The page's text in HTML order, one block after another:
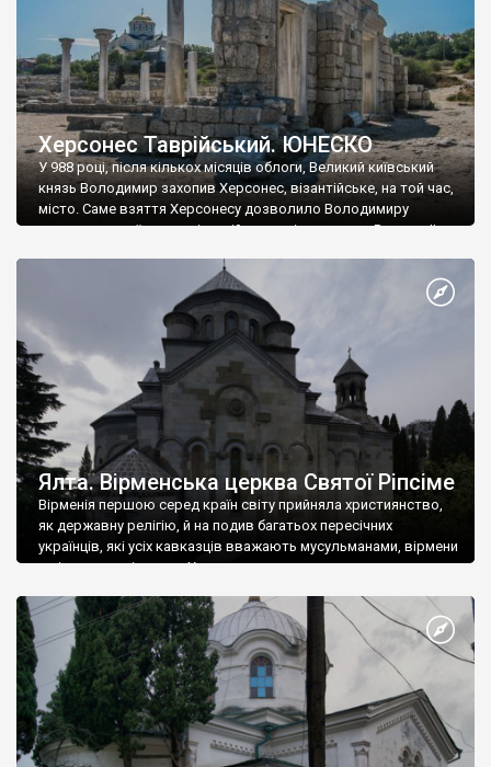
Херсонес Таврійський. ЮНЕСКО
У 988 році, після кількох місяців облоги, Великий київський
князь Володимир захопив Херсонес, візантійське, на той час,
місто. Саме взяття Херсонесу дозволило Володимиру
диктувати свої умови візантійському імператору Василю ІІ, та
Херсонесі Володимир-язичник, став Василем-християнином.
А потім було Хрещення Русі. На честь Херсонесу Таврійського
Ялта. Вірменська церква Святої Ріпсіме
Вірменія першою серед країн світу прийняла християнство,
як державну релігію, й на подив багатьох пересічних
українців, які усіх кавказців вважають мусульманами, вірмени
є відданими вірянами Христа